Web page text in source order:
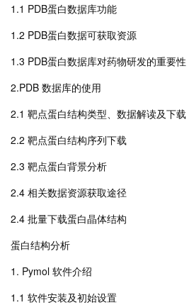
1.1 PDB蛋白数据库功能
1.2 PDB蛋白数据可获取资源
1.3 PDB蛋白数据库对药物研发的重要性
2.PDB 数据库的使用
2.1 靶点蛋白结构类型、数据解读及下载
2.2 靶点蛋白结构序列下载
2.3 靶点蛋白背景分析
2.4 相关数据资源获取途径
2.4 批量下载蛋白晶体结构
蛋白结构分析
1. Pymol 软件介绍
1.1 软件安装及初始设置